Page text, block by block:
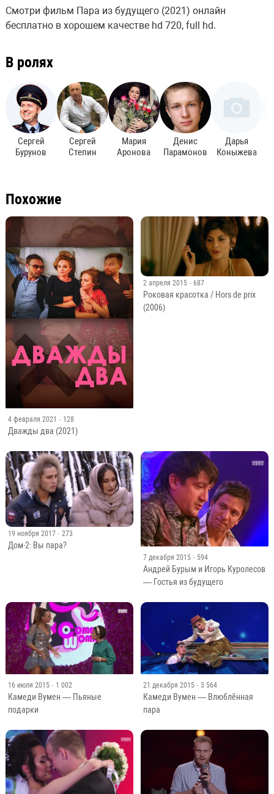
Смотри фильм Пара из будущего (2021) онлайн
бесплатно в хорошем качестве hd 720, full hd.
В ролях
Сергей
Бурунов
Сергей
Степин
Мария
Аронова
Денис
Парамонов
Дарья
Коныжева
Похожие
4 февраля 2021 · 128
Дважды два (2021)
2 апреля 2015 · 687
Роковая красотка / Hors de prix
(2006)
19 ноября 2017 · 273
Дом-2: Вы пара?
7 декабря 2015 · 594
Андрей Бурым и Игорь Куролесов
— Гостья из будущего
16 июля 2015 · 1 002
Камеди Вумен — Пьяные
подарки
21 декабря 2015 · 3 564
Камеди Вумен — Влюблённая
пара